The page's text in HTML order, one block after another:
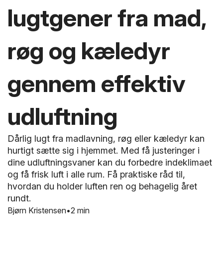
lugtgener fra mad,
røg og kæledyr
gennem effektiv
udluftning
2 min
Dårlig lugt fra madlavning, røg eller kæledyr kan
hurtigt sætte sig i hjemmet. Med få justeringer i
dine udluftningsvaner kan du forbedre indeklimaet
og få frisk luft i alle rum. Få praktiske råd til,
hvordan du holder luften ren og behagelig året
rundt.
Bjørn Kristensen